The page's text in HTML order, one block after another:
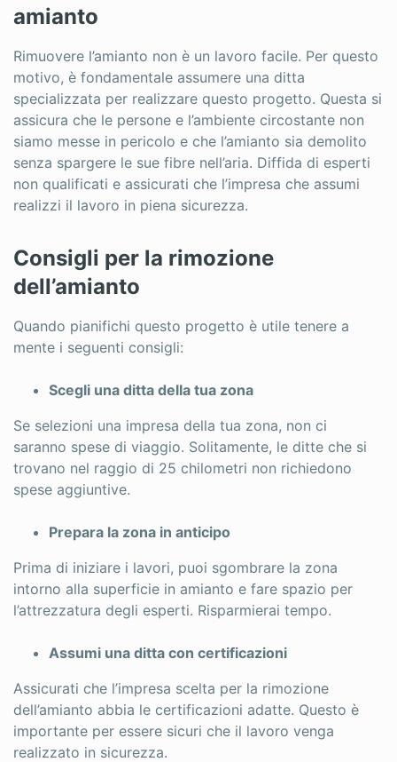
amianto
Rimuovere l’amianto non è un lavoro facile. Per questo
motivo, è fondamentale assumere una ditta
specializzata per realizzare questo progetto. Questa si
assicura che le persone e l’ambiente circostante non
siamo messe in pericolo e che l’amianto sia demolito
senza spargere le sue fibre nell’aria. Diffida di esperti
non qualificati e assicurati che l’impresa che assumi
realizzi il lavoro in piena sicurezza.
Consigli per la rimozione
dell’amianto
Quando pianifichi questo progetto è utile tenere a
mente i seguenti consigli:
Scegli una ditta della tua zona
Se selezioni una impresa della tua zona, non ci
saranno spese di viaggio. Solitamente, le ditte che si
trovano nel raggio di 25 chilometri non richiedono
spese aggiuntive.
Prepara la zona in anticipo
Prima di iniziare i lavori, puoi sgombrare la zona
intorno alla superficie in amianto e fare spazio per
l’attrezzatura degli esperti. Risparmierai tempo.
Assumi una ditta con certificazioni
Assicurati che l’impresa scelta per la rimozione
dell’amianto abbia le certificazioni adatte. Questo è
importante per essere sicuri che il lavoro venga
realizzato in sicurezza.